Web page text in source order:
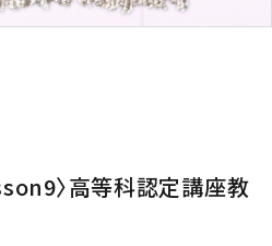
〉高等科認定講座教